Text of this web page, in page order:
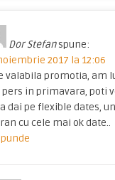
Dor Stefan spune:
2017 la 12:06
valabila promotia, am
pers in primavara, poti
dai pe flexible dates, un
cu cele mai ok date..